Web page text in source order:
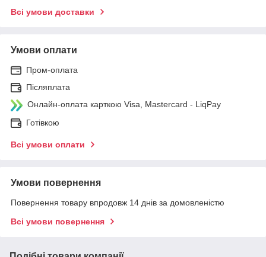
Всі умови доставки
Умови оплати
Пром-оплата
Післяплата
Онлайн-оплата карткою Visa, Mastercard - LiqPay
Готівкою
Всі умови оплати
Умови повернення
Повернення товару впродовж 14 днів за домовленістю
Всі умови повернення